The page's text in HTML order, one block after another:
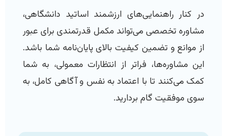
در کنار راهنمایی‌های ارزشمند اساتید دانشگاهی،
مشاوره تخصصی می‌تواند مکمل قدرتمندی برای عبور
از موانع و تضمین کیفیت بالای پایان‌نامه شما باشد.
این مشاوره‌ها، فراتر از انتظارات معمولی، به شما
کمک می‌کنند تا با اعتماد به نفس و آگاهی کامل، به
سوی موفقیت گام بردارید.